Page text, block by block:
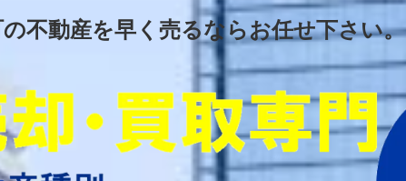
不動産を早く売るならお任せ下さい。